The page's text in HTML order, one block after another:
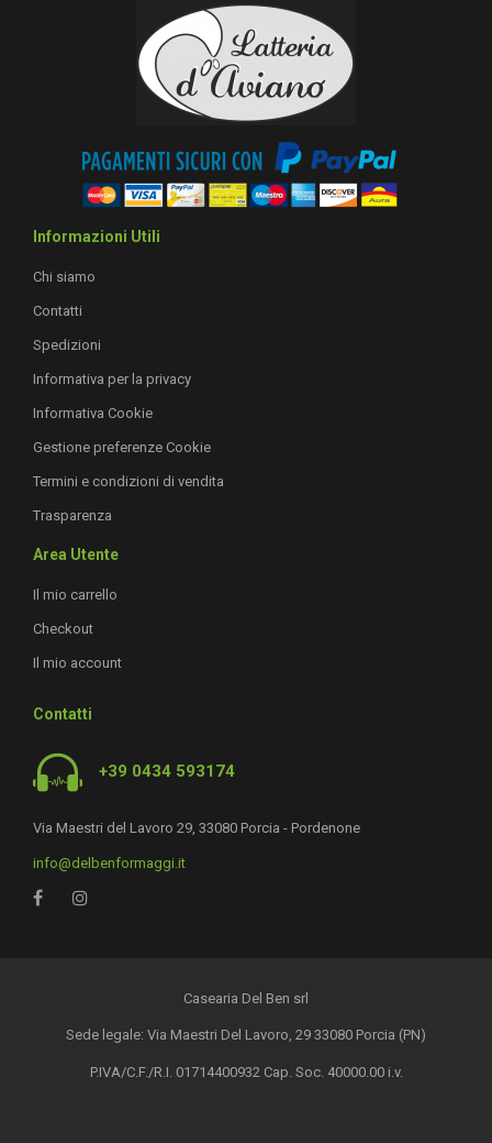
Informazioni Utili
Chi siamo
Contatti
Spedizioni
Informativa per la privacy
Informativa Cookie
Gestione preferenze Cookie
Termini e condizioni di vendita
Trasparenza
Area Utente
Il mio carrello
Checkout
Il mio account
Contatti
+39 0434 593174
Via Maestri del Lavoro 29, 33080 Porcia - Pordenone
info@delbenformaggi.it
Casearia Del Ben srl
Sede legale: Via Maestri Del Lavoro, 29 33080 Porcia (PN)
P.IVA/C.F./R.I. 01714400932 Cap. Soc. 40000.00 i.v.